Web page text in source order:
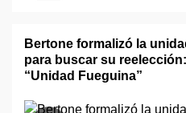
Bertone formalizó la
para buscar su
“Unidad Fueguina”